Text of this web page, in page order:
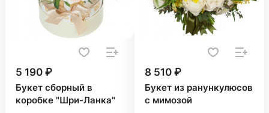
5 190 ₽
Букет сборный в
коробке "Шри-Ланка"
8 510 ₽
Букет из ранункулюсов
с мимозой